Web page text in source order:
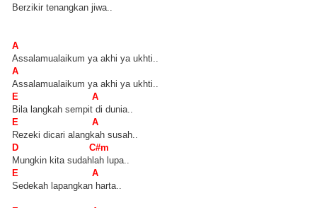
Berzikir tenangkan jiwa..
A
Assalamualaikum ya akhi ya ukhti..
A
Assalamualaikum ya akhi ya ukhti..
E A
Bila langkah sempit di dunia..
E A
Rezeki dicari alangkah susah..
D C#m
Mungkin kita sudahlah lupa..
E A
Sedekah lapangkan harta..